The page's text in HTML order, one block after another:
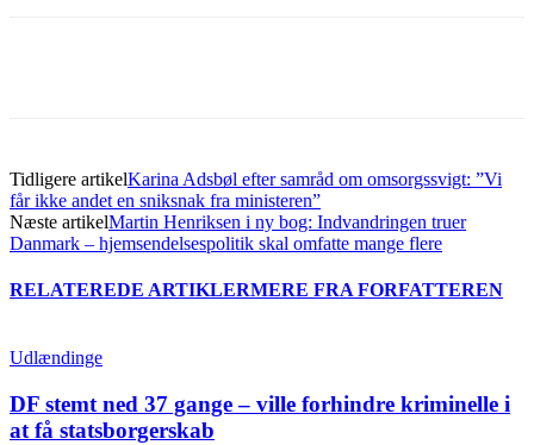
Tidligere artikelKarina Adsbøl efter samråd om omsorgssvigt: ”Vi
får ikke andet en sniksnak fra ministeren”
Næste artikelMartin Henriksen i ny bog: Indvandringen truer
Danmark – hjemsendelsespolitik skal omfatte mange flere
RELATEREDE ARTIKLERMERE FRA FORFATTEREN
Udlændinge
DF stemt ned 37 gange – ville forhindre kriminelle i
at få statsborgerskab